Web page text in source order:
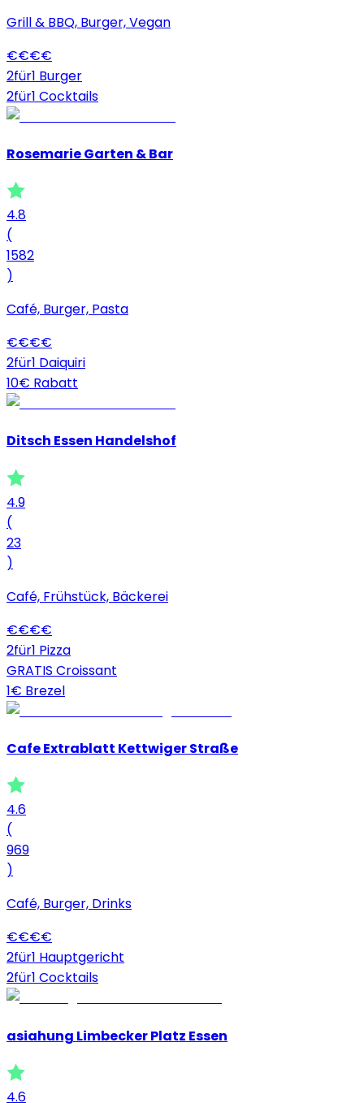
Grill & BBQ, Burger, Vegan
€€€€
2für1 Burger
2für1 Cocktails
Rosemarie Garten & Bar
4.8
(
1582
)
Café, Burger, Pasta
€€€€
2für1 Daiquiri
10€ Rabatt
Ditsch Essen Handelshof
4.9
(
23
)
Café, Frühstück, Bäckerei
€€€€
2für1 Pizza
GRATIS Croissant
1€ Brezel
Cafe Extrablatt Kettwiger Straße
4.6
(
969
)
Café, Burger, Drinks
€€€€
2für1 Hauptgericht
2für1 Cocktails
asiahung Limbecker Platz Essen
4.6